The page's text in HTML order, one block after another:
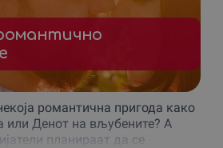
романтична пригода како
или Денот на вљубените? А
планираат да се